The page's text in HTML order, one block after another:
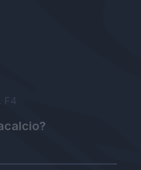
F4